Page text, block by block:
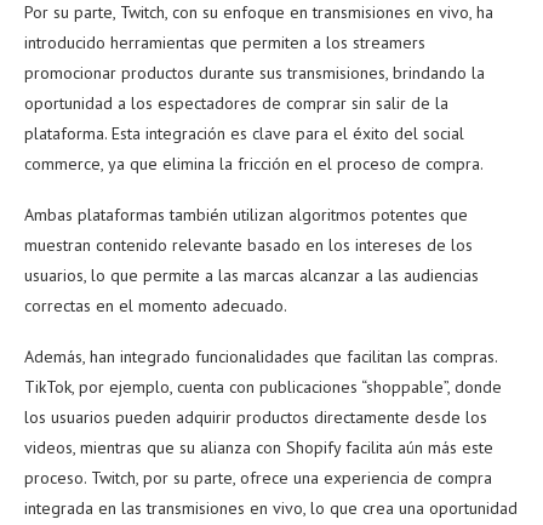
Por su parte, Twitch, con su enfoque en transmisiones en vivo, ha
introducido herramientas que permiten a los streamers
promocionar productos durante sus transmisiones, brindando la
oportunidad a los espectadores de comprar sin salir de la
plataforma. Esta integración es clave para el éxito del social
commerce, ya que elimina la fricción en el proceso de compra.
Ambas plataformas también utilizan algoritmos potentes que
muestran contenido relevante basado en los intereses de los
usuarios, lo que permite a las marcas alcanzar a las audiencias
correctas en el momento adecuado.
Además, han integrado funcionalidades que facilitan las compras.
TikTok, por ejemplo, cuenta con publicaciones “shoppable”, donde
los usuarios pueden adquirir productos directamente desde los
videos, mientras que su alianza con Shopify facilita aún más este
proceso. Twitch, por su parte, ofrece una experiencia de compra
integrada en las transmisiones en vivo, lo que crea una oportunidad